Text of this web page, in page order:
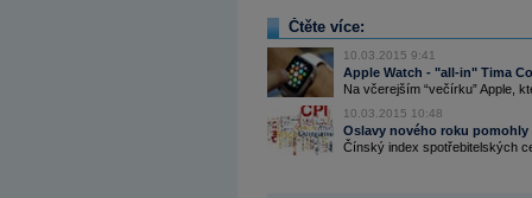
Čtěte více:
10.03.2015 9:41
Apple Watch - "all-in" Tima
Na včerejším “večírku” Apple,
10.03.2015 10:48
Oslavy nového roku
Čínský index spotřebitelských